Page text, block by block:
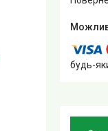
будь-